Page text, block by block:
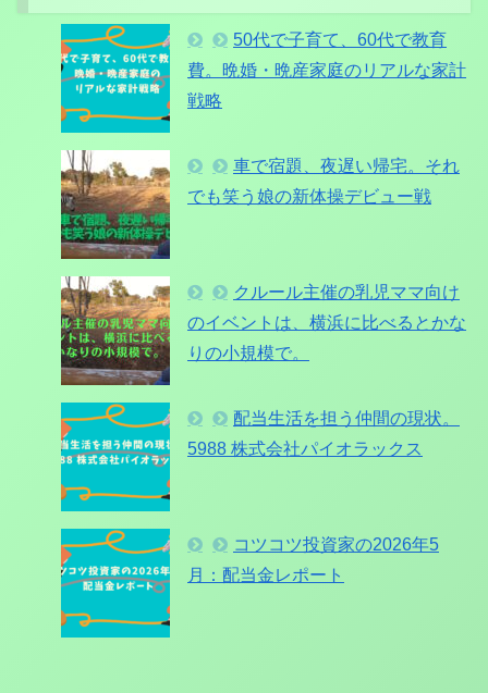
50代で子育て、60代で教育
費。晩婚・晩産家庭のリアルな家計
戦略
車で宿題、夜遅い帰宅。それ
でも笑う娘の新体操デビュー戦
クルール主催の乳児ママ向け
のイベントは、横浜に比べるとかな
りの小規模で。
配当生活を担う仲間の現状。
5988 株式会社パイオラックス
コツコツ投資家の2026年5
月：配当金レポート